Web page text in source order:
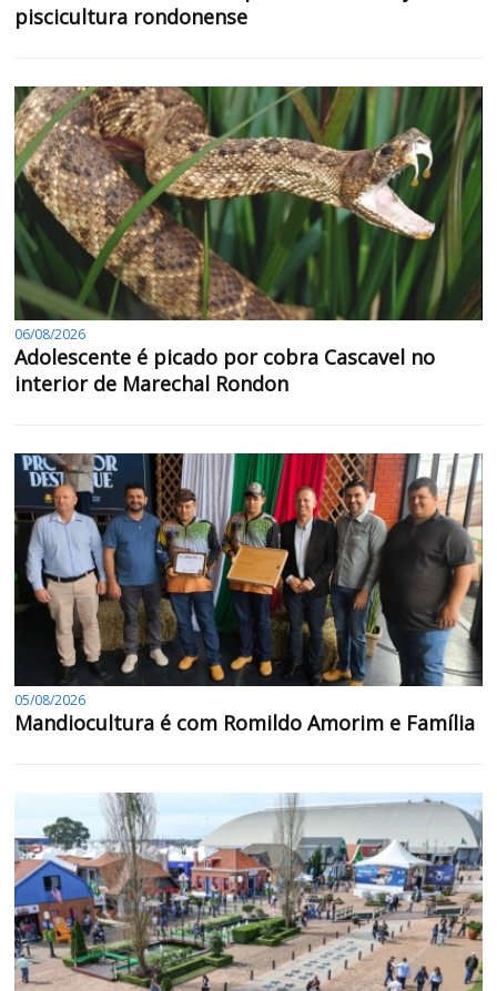
piscicultura rondonense
06/08/2026
Adolescente é picado por cobra Cascavel no
interior de Marechal Rondon
05/08/2026
Mandiocultura é com Romildo Amorim e Família